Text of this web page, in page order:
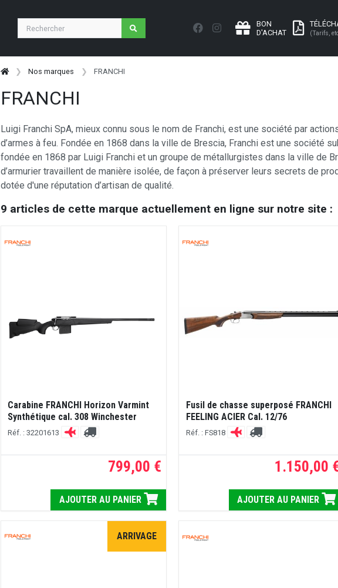
BON
D'ACHAT
(Tarifs,
Nos marques FRANCHI
FRANCHI
Luigi Franchi SpA, mieux connu sous le nom de Franchi, est une société par
d’armes à feu. Fondée en 1868 dans la ville de Brescia, Franchi est une société
fondée en 1868 par Luigi Franchi et un groupe de métallurgistes dans la ville de
d’armurier travaillent de manière isolée, de façon à préserver leurs secrets de
dotée d'une réputation d’artisan de qualité.
9 articles de cette marque actuellement en ligne sur notre site :
Carabine FRANCHI Horizon Varmint
Synthétique cal. 308 Winchester
Réf. : 32201613
799,00 €
AJOUTER AU PANIER
Fusil de chasse superposé FRANCHI
FEELING ACIER Cal. 12/76
Réf. : FS818
1.150,00
AJOUTER AU PANIER
ARRIVAGE